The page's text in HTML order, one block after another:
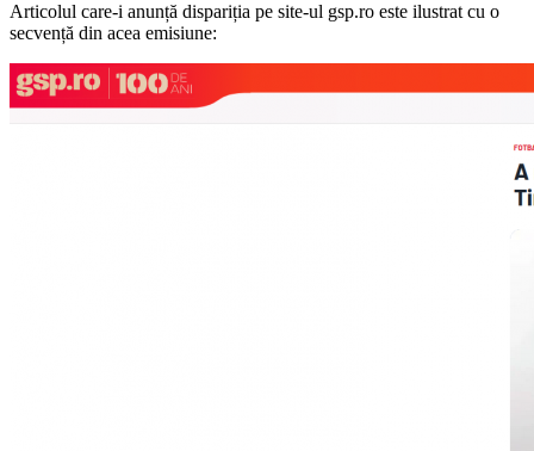
Articolul care-i anunță dispariția pe site-ul gsp.ro este ilustrat cu o
secvență din acea emisiune: